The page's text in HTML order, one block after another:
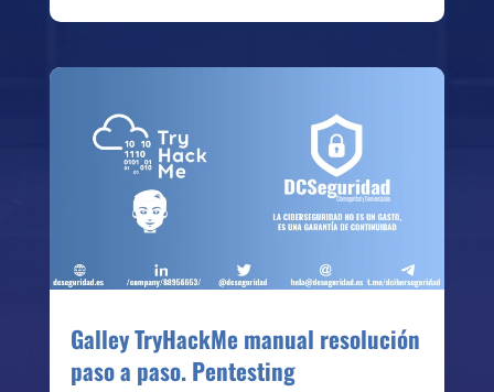
Galley TryHackMe manual resolución
paso a paso. Pentesting